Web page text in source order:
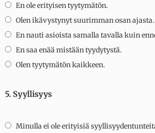
En ole erityisen tyytymätön.
Olen ikävystynyt suurimman osan ajasta.
En nauti asioista samalla tavalla kuin
En saa enää mistään tyydytystä.
Olen tyytymätön kaikkeen.
5. Syyllisyys
Minulla ei ole erityisiä